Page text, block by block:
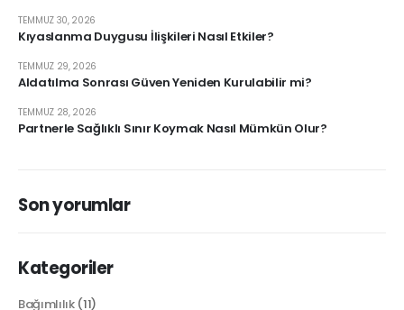
Kıyaslanma Duygusu İlişkileri Nasıl Etkiler?
TEMMUZ 30, 2026
Aldatılma Sonrası Güven Yeniden Kurulabilir mi?
TEMMUZ 29, 2026
Partnerle Sağlıklı Sınır Koymak Nasıl Mümkün Olur?
TEMMUZ 28, 2026
Son yorumlar
Kategoriler
Bağımlılık(11)